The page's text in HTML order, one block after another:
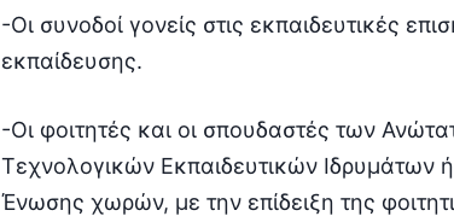
-Οι συνοδοί γονείς στις εκπαιδευτικές
εκπαίδευσης.
-Οι φοιτητές και οι σπουδαστές των
Τεχνολογικών Εκπαιδευτικών Ιδρυμάτων
Ένωσης χωρών, με την επίδειξη της